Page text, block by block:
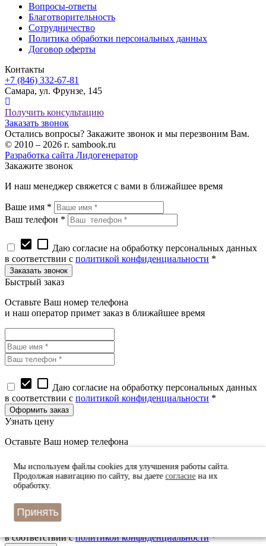
Вопросы-ответы
Благотворительность
Сотрудничество
Политика обработки персональных данных
Договор оферты
Контакты
+7 (846) 332-67-81
Самара, ул. Фрунзе, 145
Получить консультацию
Заказать звонок
Остались вопросы? Закажите звонок и мы перезвоним Вам.
© 2010 – 2026 г. sambook.ru
Разработка сайта Лидогенератор
Закажите звонок
И наш менеджер свяжется с вами в ближайшее время
Ваше имя *
Ваш телефон *
check_box check_box_outline_blank Даю согласие на обработку персональных данных
в соответствии с политикой конфиденциальности *
Быстрый заказ
Оставьте Ваш номер телефона
и наш оператор примет заказ в ближайшее время
check_box check_box_outline_blank Даю согласие на обработку персональных данных
в соответствии с политикой конфиденциальности *
Узнать цену
Оставьте Ваш номер телефона
check_boxcheck_box_outline_blank
в соответствии сполитикой конфиденциальности*
Мы используем файлы cookies для улучшения работы сайта.
Продолжая навигацию по сайту, вы даетесогласиена их
обработку.
Принять